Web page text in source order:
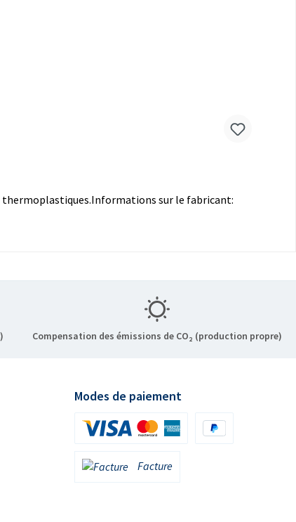
thermoplastiques.Informations sur le fabricant:
Compensation des émissions de CO₂ (production propre)
Modes de paiement
Facture
Facture